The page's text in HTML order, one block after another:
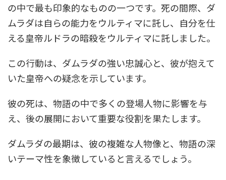
の中で最も印象的なものの一つです。死の間際、ダ
ムラダは自らの能力をウルティマに託し、自分を仕
える皇帝ルドラの暗殺をウルティマに託しました。
この行動は、ダムラダの強い忠誠心と、彼が抱えて
いた皇帝への疑念を示しています。
彼の死は、物語の中で多くの登場人物に影響を与
え、後の展開において重要な役割を果たします。
ダムラダの最期は、彼の複雑な人物像と、物語の深
いテーマ性を象徴していると言えるでしょう。